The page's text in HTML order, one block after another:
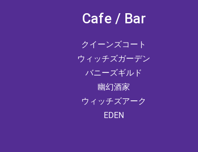
Cafe / Bar
クイーンズコート
ウィッチズガーデン
バニーズギルド
幽幻酒家
ウィッチズアーク
EDEN